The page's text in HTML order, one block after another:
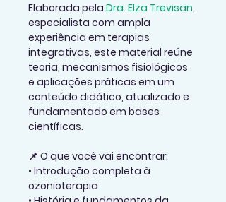
Elaborada pela Dra. Elza Trevisan,
especialista com ampla
experiência em terapias
integrativas, este material reúne
teoria, mecanismos fisiológicos
e aplicações práticas em um
conteúdo didático, atualizado e
fundamentado em bases
científicas.
📌 O que você vai encontrar:
• Introdução completa à
ozonioterapia